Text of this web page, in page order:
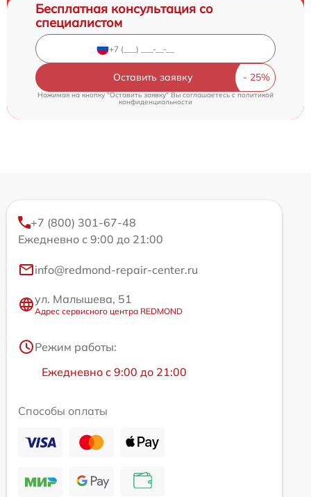
Бесплатная консультация со
специалистом
Оставить заявку
Нажимая на кнопку "Оставить заявку" Вы соглашаетесь c политикой
конфиденциальности
+7 (800) 301-67-48
Ежедневно с 9:00 до 21:00
info@redmond-repair-center.ru
ул. Малышева, 51
Адрес сервисного центра REDMOND
Режим работы:
Ежедневно с 9:00 до 21:00
Способы оплаты